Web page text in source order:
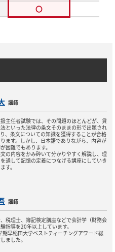
〇
講師
主任者試験では、その問題のほとんどが、貸
といった法律の条文そのままの形で出題され
、条文についての知識を獲得することが合格
ます。しかし、日本語でありながら、内容が
困難でもあります。
の内容をかみ砕いて分かりやすく解説し、理
通して記憶の定着につなげる講座にしていき
す。
講師
税理士、簿記検定講座などで会計学（財務会
指導を20年以上しています。
期早稲田大学ベストティーチングアワード総
ました。